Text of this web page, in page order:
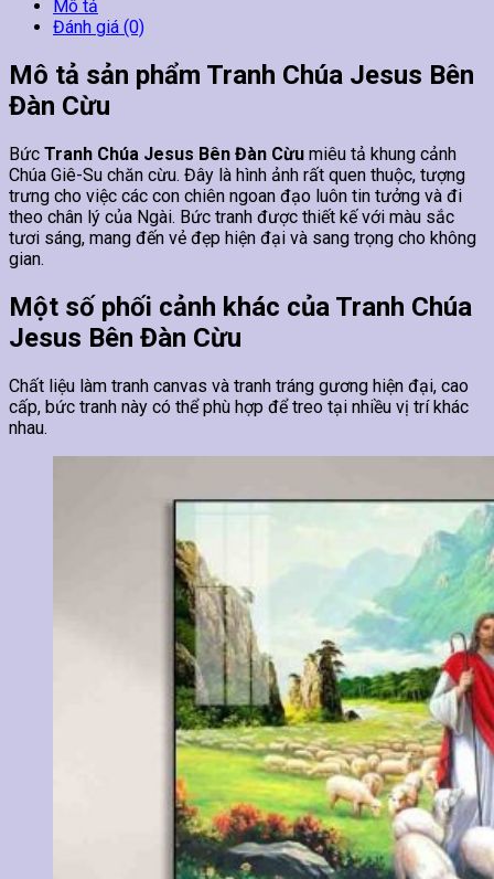
Mô tả
Đánh giá (0)
Mô tả sản phẩm Tranh Chúa Jesus Bên
Đàn Cừu
Bức Tranh Chúa Jesus Bên Đàn Cừu miêu tả khung cảnh
Chúa Giê-Su chăn cừu. Đây là hình ảnh rất quen thuộc, tượng
trưng cho việc các con chiên ngoan đạo luôn tin tưởng và đi
theo chân lý của Ngài. Bức tranh được thiết kế với màu sắc
tươi sáng, mang đến vẻ đẹp hiện đại và sang trọng cho không
gian.
Một số phối cảnh khác của Tranh Chúa
Jesus Bên Đàn Cừu
Chất liệu làm tranh canvas và tranh tráng gương hiện đại, cao
cấp, bức tranh này có thể phù hợp để treo tại nhiều vị trí khác
nhau.